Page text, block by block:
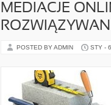
MEDIACJE
POSTED BY ADMIN STY -